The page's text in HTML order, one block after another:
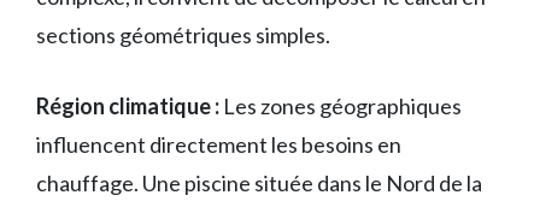
sections géométriques simples.
Région climatique : Les zones géographiques
influencent directement les besoins en
chauffage. Une piscine située dans le Nord de la